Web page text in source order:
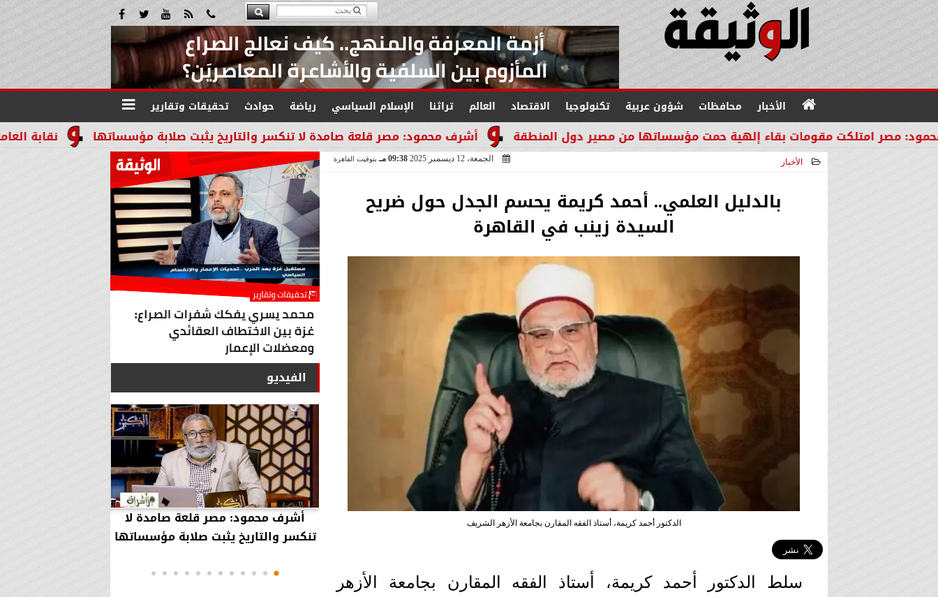
الأخبار محافظات شؤون عربية تكنولوجيا الاقتصاد العالم تراثنا الإسلام السياسي رياضة حوادث تحقيقات وتقارير
نقابة العاملين أشرف محمود: مصر قلعة صامدة لا تنكسر والتاريخ يثبت صلابة مؤسساتها مقومات بقاء إلهية حمت مؤسساتها من مصير دول المنطقة
الأخبار الجمعة، 12 ديسمبر 2025 09:38 مـ بتوقيت القاهرة
بالدليل العلمي.. أحمد كريمة يحسم الجدل حول ضريح
السيدة زينب في القاهرة
الدكتور أحمد كريمة، أستاذ الفقه المقارن بجامعة الأزهر الشريف
سلط الدكتور أحمد كريمة، أستاذ الفقه المقارن بجامعة الأزهر
الفيديو
خبير أمني: طهران تستغل التهدئة
أشرف محمود: مصر قلعة صامدة لا
تنكسر والتاريخ يثبت صلابة مؤسساتها